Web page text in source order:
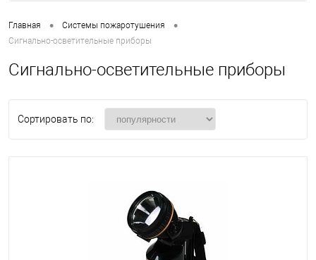
Главная • Системы пожаротушения •
Сигнально-осветительные приборы
Сигнально-осветительные приборы
Сортировать по: